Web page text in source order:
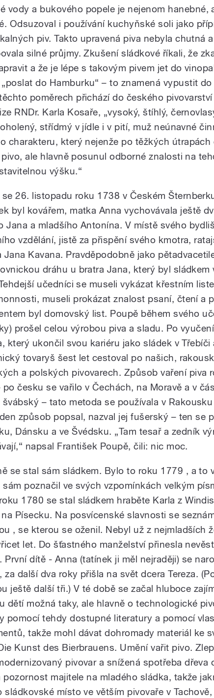
vody a bukového popele je nejenom hanebné,
Odsuzoval i používání kuchyňské soli jako
piv. Takto upravená piva nebyla chutná
silné průjmy. Zkušení sládkové říkali, že
a že je lépe s takovým pivem jet do
do Hamburku“ – to znamená vypustit do
poměrech přichází do českého pivovarství
RNDr. Karla Kosaře, „vysoký, štíhlý,
střídmý v jídle i v pití, muž neúnavné
charakteru, který nejenže po těžkých útrapách
ale hlavně posunul odborné znalosti na
výšku.“
se 26. listopadu roku 1738 v Českém
byl kovářem, matka Anna vychovávala ještě
Jana a mladšího Antonína. V místě svého
vzdělání, jistě za přispění svého kmotra,
Jana Kavana. Pravděpodobně jako
dráhu u bratra Jana, který byl sládkem
učedníci se museli vykázat křestním
museli prokázat znalost psaní, čtení a
byl domovský list. Poupě během svého
prošel celou výrobou piva a sladu. Po
který ukončil svou kariéru jako sládek v Třebíči
tovaryš šest let cestoval po našich,
a polských pivovarech. Způsob vaření piva
česku se vařilo v Čechách, na Moravě a v
švábský – tato metoda se používala v
způsob popsal, nazval jej fušerský – ten se
Dánsku a ve Švédsku. „Tam tesař a zedník
napsal František Poupě, čili: nic moc.
se stal sám sládkem. Bylo to roku 1779 , a to
sám poznačil ve svých vzpomínkách velkým
1780 se stal sládkem hraběte Karla z
Písecku. Na posvícenské slavnosti se
, se kterou se oženil. Nebyl už z nejmladších
let. Do šťastného manželství přinesla
První dítě - Anna (tatínek ji měl nejraději) se
za další dva roky přišla na svět dcera Tereza.
ještě další tři.) V té době se začal hluboce
dětí možná taky, ale hlavně o technologické
pomocí tehdy dostupné literatury a pomocí
takže mohl dávat dohromady materiál ke
Kunst des Bierbrauens. Umění vařit pivo.
pivovar a snížená spotřeba dřeva
pozornost majitele na mladého sládka, takže
sládkovské místo ve větším pivovaře v